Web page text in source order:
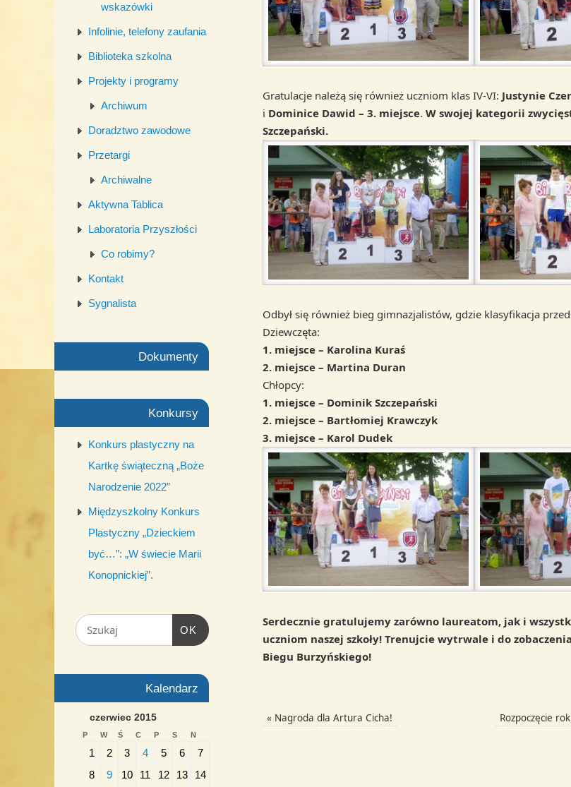
Gratulacje należą się również uczniom klas IV-VI: Justynie
i Dominice Dawid – 3. miejsce. W swojej kategorii
Szczepański.
Odbył się również bieg gimnazjalistów, gdzie klasyfikacja
Dziewczęta:
1. miejsce – Karolina Kuraś
2. miejsce – Martina Duran
Chłopcy:
1. miejsce – Dominik Szczepański
2. miejsce – Bartłomiej Krawczyk
3. miejsce – Karol Dudek
Serdecznie gratulujemy zarówno laureatom, jak i
uczniom naszej szkoły! Trenujcie wytrwale i do
Biegu Burzyńskiego!
« Nagroda dla Artura Cicha! Rozpoczęcie
wskazówki
Infolinie, telefony zaufania
Biblioteka szkolna
Projekty i programy
Archiwum
Doradztwo zawodowe
Przetargi
Archiwalne
Aktywna Tablica
Laboratoria Przyszłości
Co robimy?
Kontakt
Sygnalista
Dokumenty
Konkursy
Konkurs plastyczny na
Kartkę świąteczną „Boże
Narodzenie 2022”
Międzyszkolny Konkurs
Plastyczny „Dzieckiem
być…”: „W świecie Marii
Konopnickiej”.
OK
Kalendarz
czerwiec 2015
P W Ś C P S N
1 2 3 4 5 6
7
8
9 10 11 12 13 14